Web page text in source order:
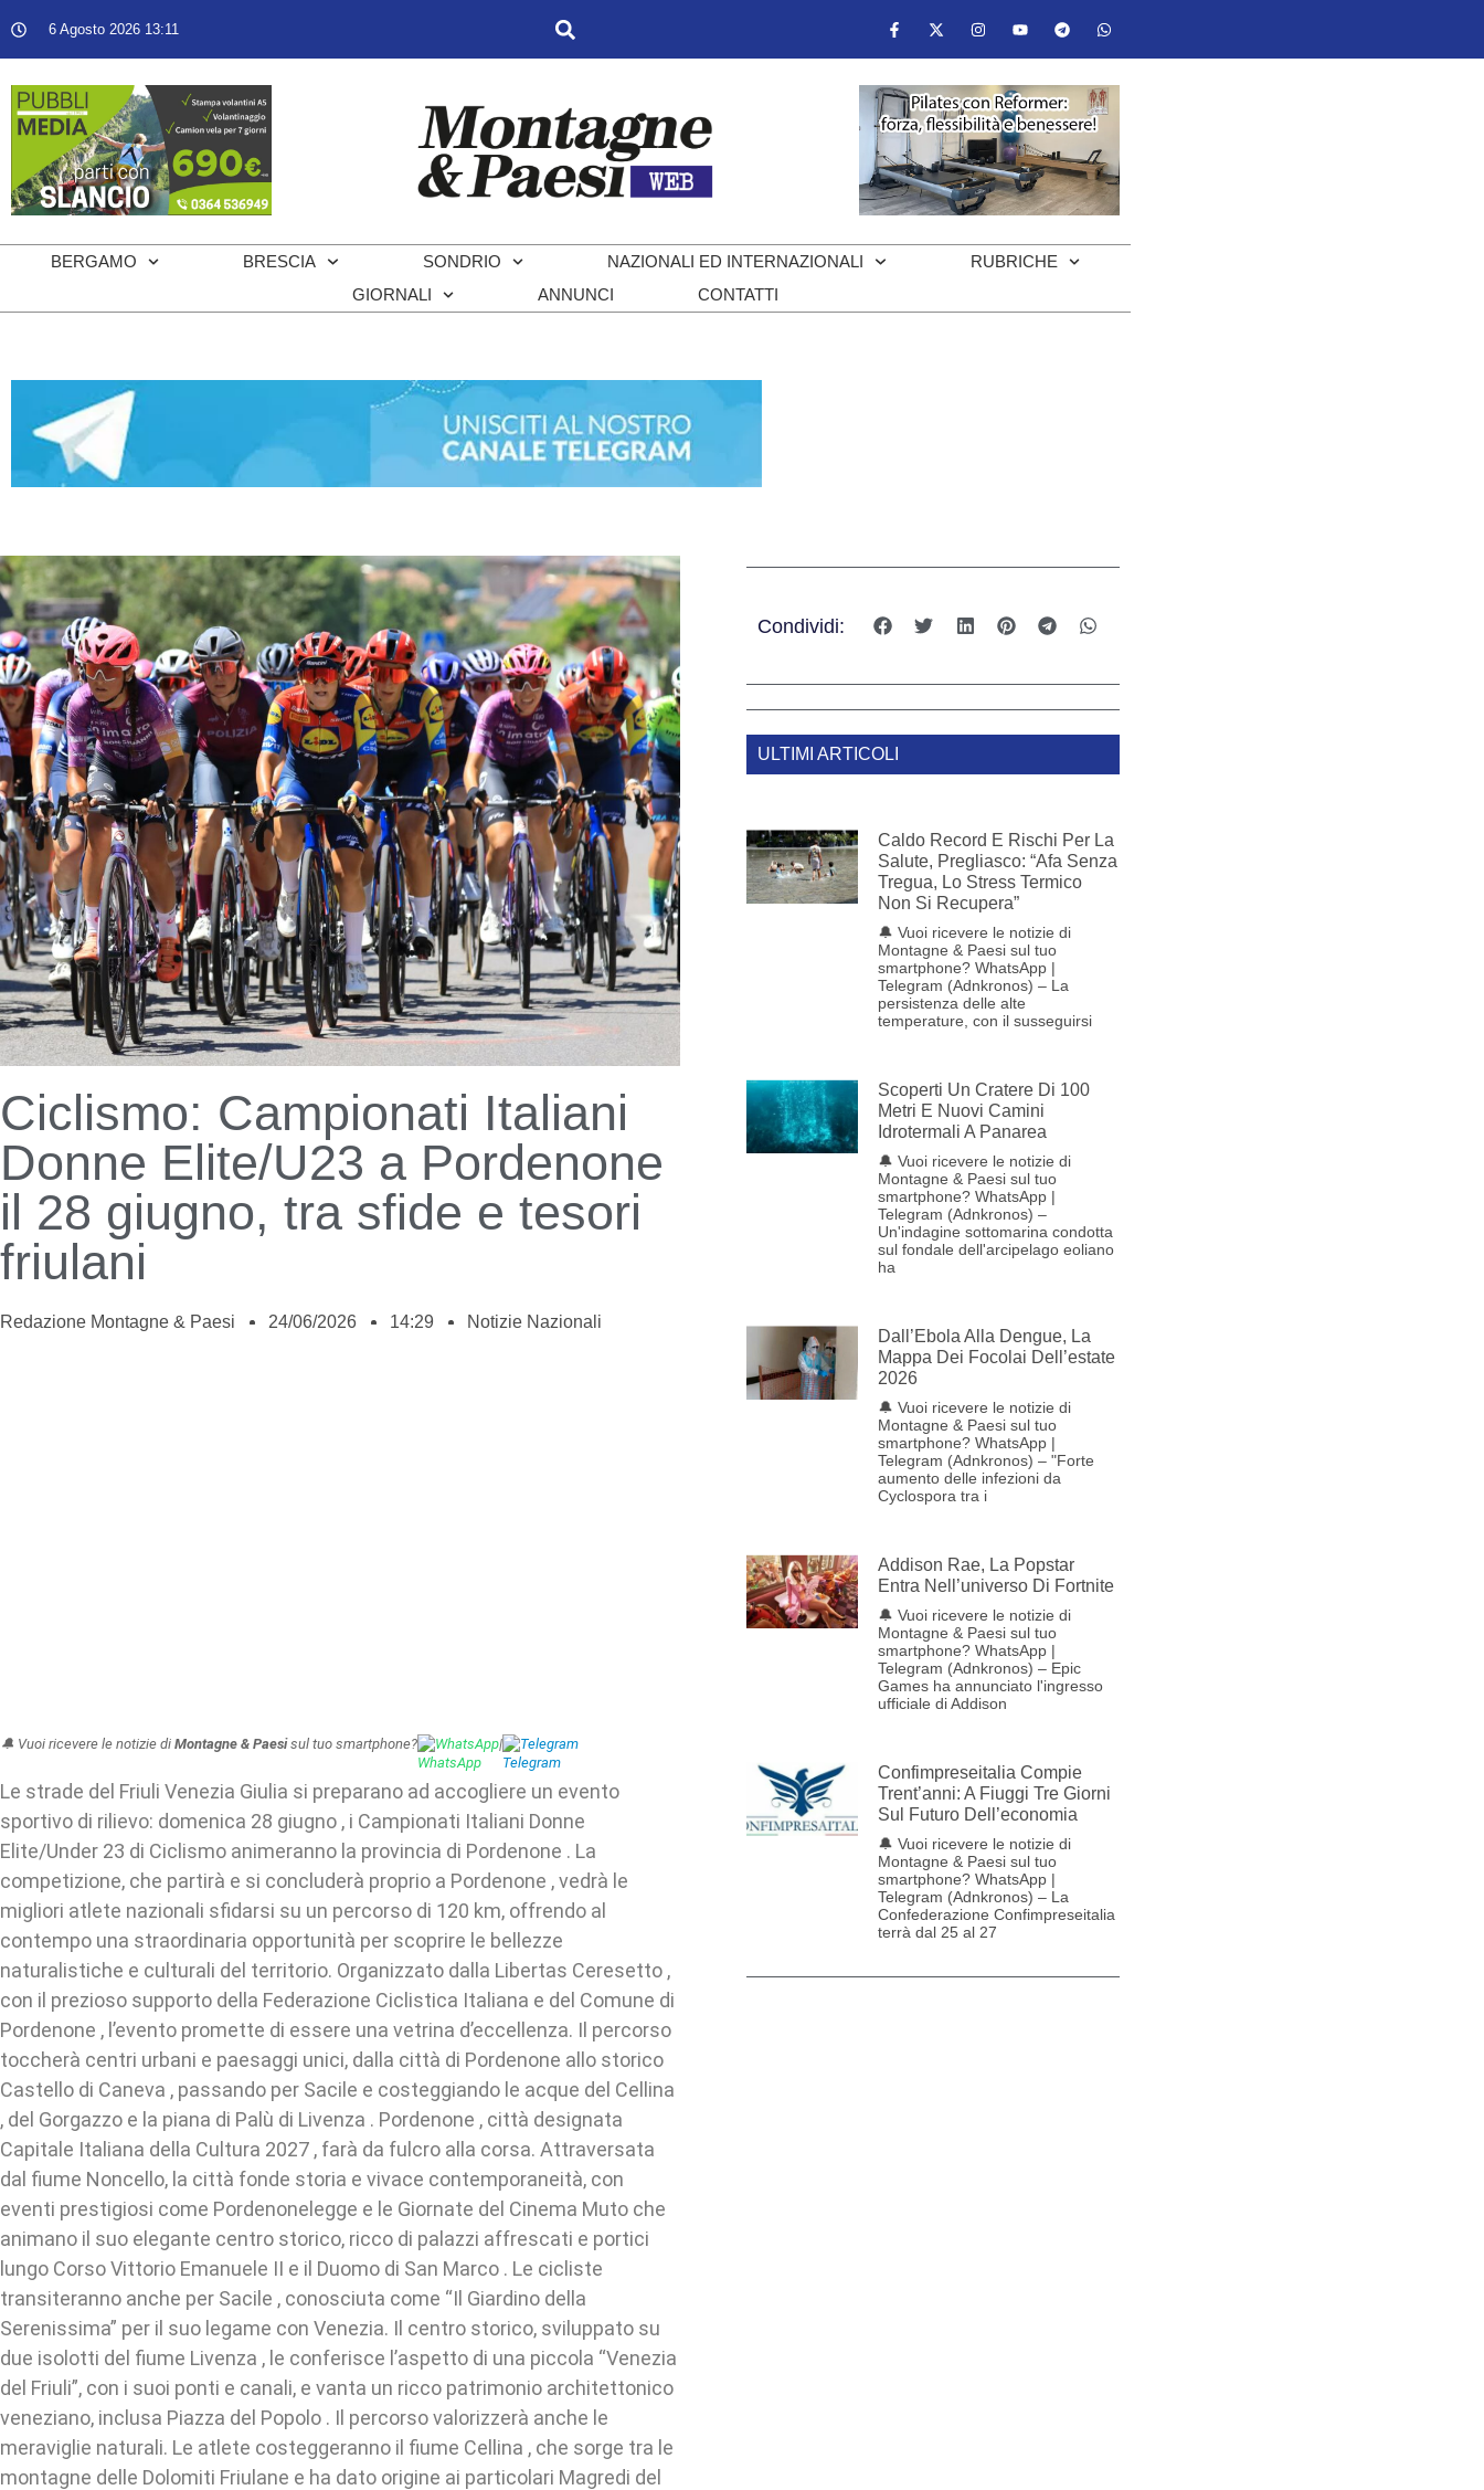
6 Agosto 2026 13:11
BERGAMO BRESCIA SONDRIO NAZIONALI ED INTERNAZIONALI
RUBRICHE
GIORNALI
ANNUNCI CONTATTI
Ciclismo: Campionati Italiani
Donne Elite/U23 a Pordenone
il 28 giugno, tra sfide e tesori
friulani
Redazione Montagne & Paesi 24/06/2026 14:29 Notizie Nazionali
🔔 Vuoi ricevere le notizie di Montagne & Paesisul tuo smartphone? WhatsApp| Telegram
Le strade del Friuli Venezia Giulia si preparano ad accogliere un evento
sportivo di rilievo: domenica 28 giugno , i Campionati Italiani Donne
Elite/Under 23 di Ciclismo animeranno la provincia di Pordenone . La
competizione, che partirà e si concluderà proprio a Pordenone , vedrà le
migliori atlete nazionali sfidarsi su un percorso di 120 km, offrendo al
contempo una straordinaria opportunità per scoprire le bellezze
naturalistiche e culturali del territorio. Organizzato dalla Libertas Ceresetto ,
con il prezioso supporto della Federazione Ciclistica Italiana e del Comune di
Pordenone , l’evento promette di essere una vetrina d’eccellenza. Il percorso
toccherà centri urbani e paesaggi unici, dalla città di Pordenone allo storico
Castello di Caneva , passando per Sacile e costeggiando le acque del Cellina
, del Gorgazzo e la piana di Palù di Livenza . Pordenone , città designata
Capitale Italiana della Cultura 2027 , farà da fulcro alla corsa. Attraversata
dal fiume Noncello, la città fonde storia e vivace contemporaneità, con
eventi prestigiosi come Pordenonelegge e le Giornate del Cinema Muto che
animano il suo elegante centro storico, ricco di palazzi affrescati e portici
lungo Corso Vittorio Emanuele II e il Duomo di San Marco . Le cicliste
transiteranno anche per Sacile , conosciuta come “Il Giardino della
Serenissima” per il suo legame con Venezia. Il centro storico, sviluppato su
due isolotti del fiume Livenza , le conferisce l’aspetto di una piccola “Venezia
del Friuli”, con i suoi ponti e canali, e vanta un ricco patrimonio architettonico
veneziano, inclusa Piazza del Popolo . Il percorso valorizzerà anche le
meraviglie naturali. Le atlete costeggeranno il fiume Cellina , che sorge tra le
montagne delle Dolomiti Friulane e ha dato origine ai particolari Magredi del
Condividi:
ULTIMI ARTICOLI
Caldo Record E Rischi Per La
Salute, Pregliasco: “Afa Senza
Tregua, Lo Stress Termico
Non Si Recupera”
🔔 Vuoi ricevere le notizie di
Montagne & Paesi sul tuo
smartphone? WhatsApp |
Telegram (Adnkronos) – La
persistenza delle alte
temperature, con il susseguirsi
Scoperti Un Cratere Di 100
Metri E Nuovi Camini
Idrotermali A Panarea
🔔 Vuoi ricevere le notizie di
Montagne & Paesi sul tuo
smartphone? WhatsApp |
Telegram (Adnkronos) –
Un'indagine sottomarina condotta
sul fondale dell'arcipelago eoliano
ha
Dall’Ebola Alla Dengue, La
Mappa Dei Focolai Dell’estate
2026
🔔 Vuoi ricevere le notizie di
Montagne & Paesi sul tuo
smartphone? WhatsApp |
Telegram (Adnkronos) – "Forte
aumento delle infezioni da
Cyclospora tra i
Addison Rae, La Popstar
Entra Nell’universo Di Fortnite
🔔 Vuoi ricevere le notizie di
Montagne & Paesi sul tuo
smartphone? WhatsApp |
Telegram (Adnkronos) – Epic
Games ha annunciato l'ingresso
ufficiale di Addison
Confimpreseitalia Compie
Trent’anni: A Fiuggi Tre Giorni
Sul Futuro Dell’economia
🔔 Vuoi ricevere le notizie di
Montagne & Paesi sul tuo
smartphone? WhatsApp |
Telegram (Adnkronos) – La
Confederazione Confimpreseitalia
terrà dal 25 al 27